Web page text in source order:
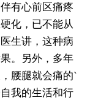
有心前区痛疼
化，已不能从
生讲，这种病
。另外，多年
腰腿就会痛的`
我的生活和行